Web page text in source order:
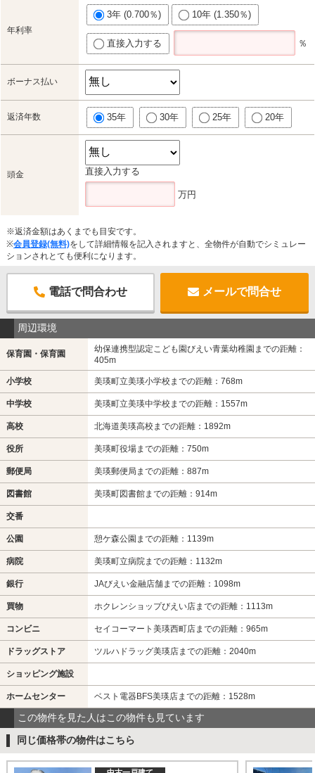
年利率
3年 (0.700％) 10年 (1.350％)
直接入力する ％
ボーナス払い
返済年数 35年 30年 25年 20年
頭金 直接入力する
万円
※返済金額はあくまでも目安です。
※会員登録(無料)をして詳細情報を記入されますと、全物件が自動でシミュレー
ションされとても便利になります。
電話で問合わせ メールで問合せ
周辺環境
保育園・保育園
幼保連携型認定こども園びえい青葉幼稚園までの距離：
405m
小学校 美瑛町立美瑛小学校までの距離：768m
中学校 美瑛町立美瑛中学校までの距離：1557m
高校 北海道美瑛高校までの距離：1892m
役所 美瑛町役場までの距離：750m
郵便局 美瑛郵便局までの距離：887m
図書館 美瑛町図書館までの距離：914m
交番
公園 憩ケ森公園までの距離：1139m
病院 美瑛町立病院までの距離：1132m
銀行 JAびえい金融店舗までの距離：1098m
買物 ホクレンショップびえい店までの距離：1113m
コンビニ セイコーマート美瑛西町店までの距離：965m
ドラッグストア ツルハドラッグ美瑛店までの距離：2040m
ショッピング施設
ホームセンター ベスト電器BFS美瑛店までの距離：1528m
この物件を見た人はこの物件も見ています
同じ価格帯の物件はこちら